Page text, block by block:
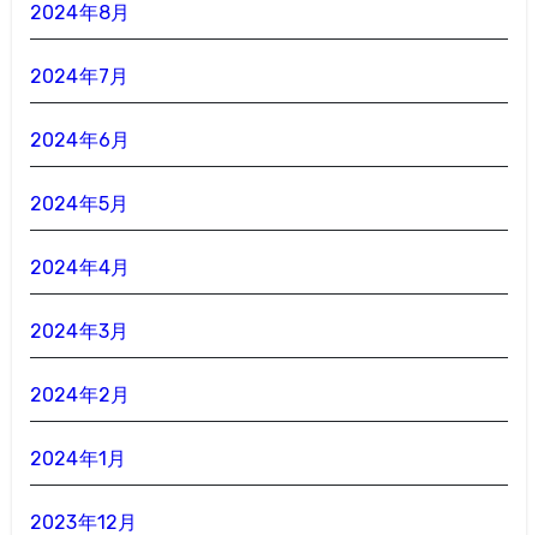
2024年8月
2024年7月
2024年6月
2024年5月
2024年4月
2024年3月
2024年2月
2024年1月
2023年12月